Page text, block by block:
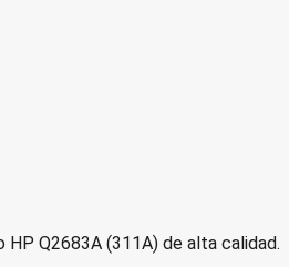
Q2683A (311A) de alta calidad.